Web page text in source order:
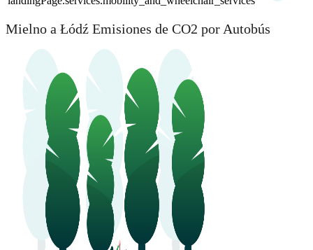
Mielno a Łódź Emisiones de CO2 por Autobús